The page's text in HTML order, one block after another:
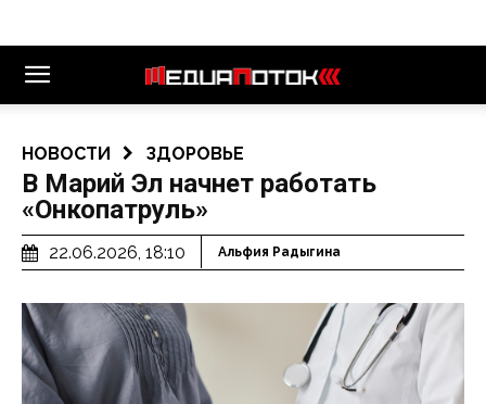
НОВОСТИ ЗДОРОВЬЕ
В Марий Эл начнет работать
«Онкопатруль»
22.06.2026, 18:10 Альфия Радыгина